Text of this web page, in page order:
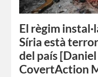
El règim
Síria està
del país
CovertAction